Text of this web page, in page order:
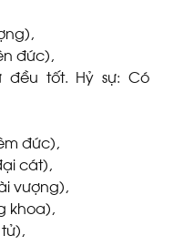
đức),
đều tốt. Hỷ sự: Có
đức),
cát),
vượng),
khoa),